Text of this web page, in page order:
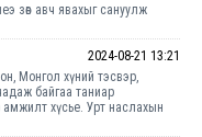
зөв авч явахыг сануулж
2024-08-21 13:21
Монгол хүний тэсвэр,
байгаа таниар
амжилт хүсье. Урт наслахын